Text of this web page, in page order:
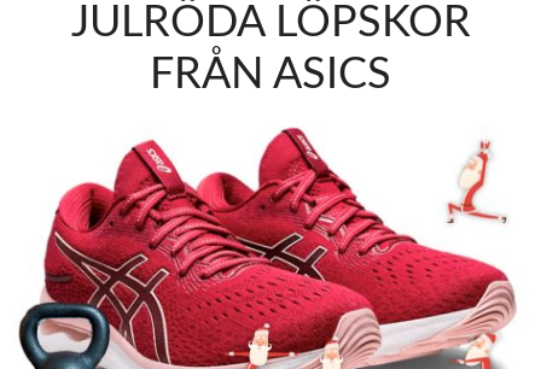
JULRÖDA LÖPSKOR
FRÅN ASICS